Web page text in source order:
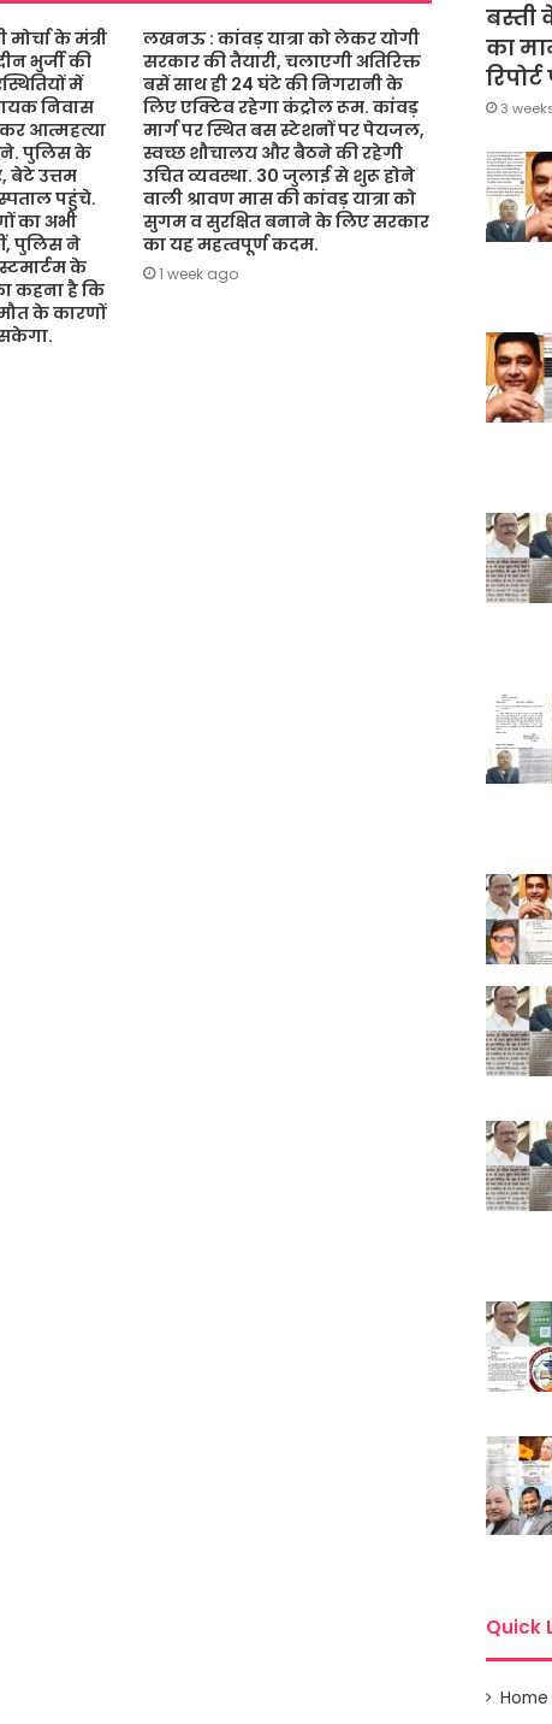
के मंत्री
भुर्जी की
में
निवास
आत्महत्या
पुलिस के
बेटे उत्तम
पहुंचे.
का अभी
पुलिस ने
के
कहना है कि
के कारणों
लखनऊ : कांवड़ यात्रा को लेकर योगी
सरकार की तैयारी, चलाएगी अतिरिक्त
बसें साथ ही 24 घंटे की निगरानी के
लिए एक्टिव रहेगा कंट्रोल रूम. कांवड़
मार्ग पर स्थित बस स्टेशनों पर पेयजल,
स्वच्छ शौचालय और बैठने की रहेगी
उचित व्यवस्था. 30 जुलाई से शुरू होने
वाली श्रावण मास की कांवड़ यात्रा को
सुगम व सुरक्षित बनाने के लिए सरकार
का यह महत्वपूर्ण कदम.
1 week ago
बस्ती
का
3
Quick
Home